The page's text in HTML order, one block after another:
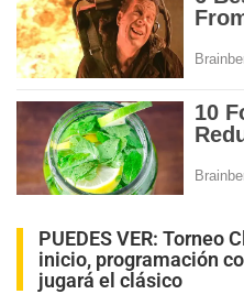
PUEDES VER: Torneo
inicio, programación
jugará el clásico